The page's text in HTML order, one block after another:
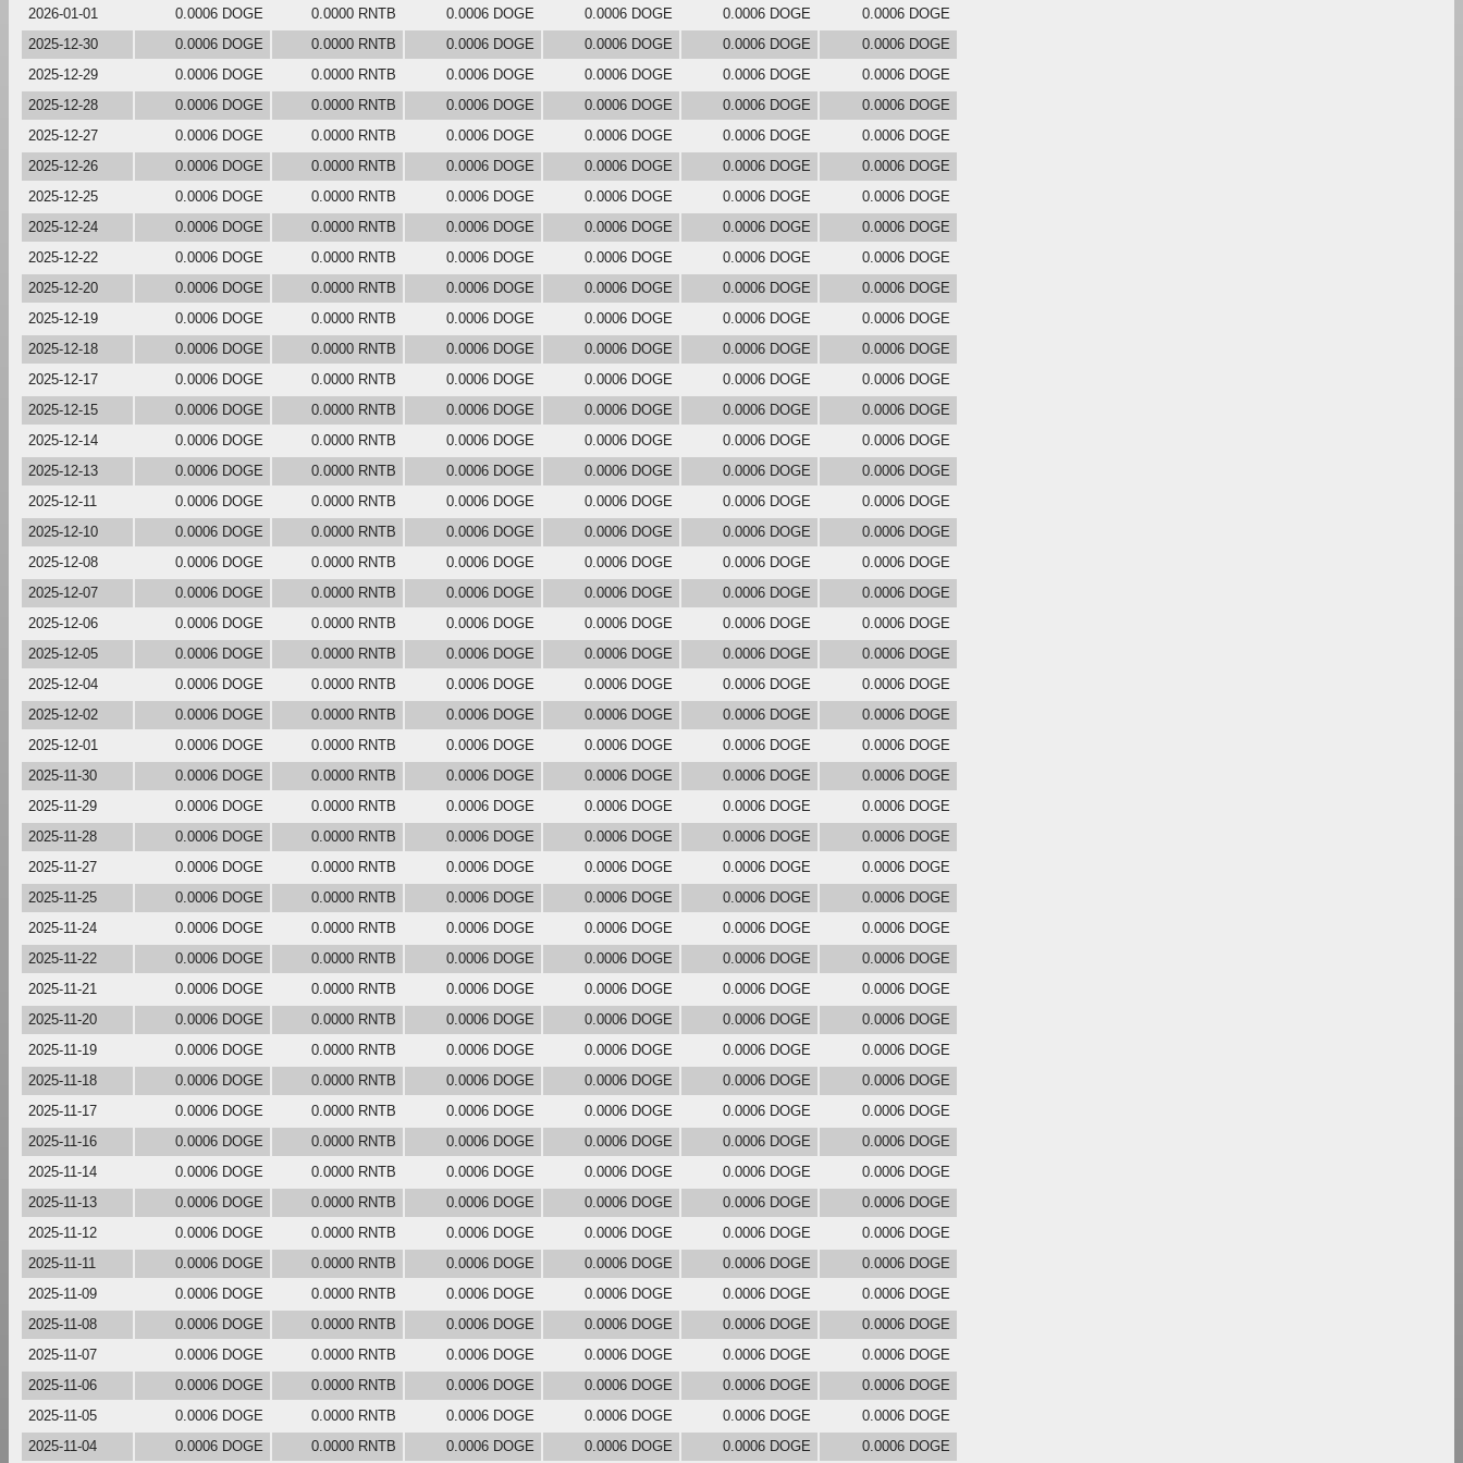
2026-01-01
0.0006 DOGE 0.0000 RNTB 0.0006 DOGE 0.0006 DOGE 0.0006 DOGE
0.0006 DOGE
2025-12-30
0.0006 DOGE 0.0000 RNTB 0.0006 DOGE 0.0006 DOGE 0.0006 DOGE
0.0006 DOGE
2025-12-29
0.0006 DOGE 0.0000 RNTB 0.0006 DOGE 0.0006 DOGE 0.0006 DOGE
0.0006 DOGE
2025-12-28
0.0006 DOGE 0.0000 RNTB 0.0006 DOGE 0.0006 DOGE 0.0006 DOGE
0.0006 DOGE
2025-12-27
0.0006 DOGE 0.0000 RNTB 0.0006 DOGE 0.0006 DOGE 0.0006 DOGE
0.0006 DOGE
2025-12-26
0.0006 DOGE 0.0000 RNTB 0.0006 DOGE 0.0006 DOGE 0.0006 DOGE
0.0006 DOGE
2025-12-25
0.0006 DOGE 0.0000 RNTB 0.0006 DOGE 0.0006 DOGE 0.0006 DOGE
0.0006 DOGE
2025-12-24
0.0006 DOGE 0.0000 RNTB 0.0006 DOGE 0.0006 DOGE 0.0006 DOGE
0.0006 DOGE
2025-12-22
0.0006 DOGE 0.0000 RNTB 0.0006 DOGE 0.0006 DOGE 0.0006 DOGE
0.0006 DOGE
2025-12-20
0.0006 DOGE 0.0000 RNTB 0.0006 DOGE 0.0006 DOGE 0.0006 DOGE
0.0006 DOGE
2025-12-19
0.0006 DOGE 0.0000 RNTB 0.0006 DOGE 0.0006 DOGE 0.0006 DOGE
0.0006 DOGE
2025-12-18
0.0006 DOGE 0.0000 RNTB 0.0006 DOGE 0.0006 DOGE 0.0006 DOGE
0.0006 DOGE
2025-12-17
0.0006 DOGE 0.0000 RNTB 0.0006 DOGE 0.0006 DOGE 0.0006 DOGE
0.0006 DOGE
2025-12-15
0.0006 DOGE 0.0000 RNTB 0.0006 DOGE 0.0006 DOGE 0.0006 DOGE
0.0006 DOGE
2025-12-14
0.0006 DOGE 0.0000 RNTB 0.0006 DOGE 0.0006 DOGE 0.0006 DOGE
0.0006 DOGE
2025-12-13
0.0006 DOGE 0.0000 RNTB 0.0006 DOGE 0.0006 DOGE 0.0006 DOGE
0.0006 DOGE
2025-12-11
0.0006 DOGE 0.0000 RNTB 0.0006 DOGE 0.0006 DOGE 0.0006 DOGE
0.0006 DOGE
2025-12-10
0.0006 DOGE 0.0000 RNTB 0.0006 DOGE 0.0006 DOGE 0.0006 DOGE
0.0006 DOGE
2025-12-08
0.0006 DOGE 0.0000 RNTB 0.0006 DOGE 0.0006 DOGE 0.0006 DOGE
0.0006 DOGE
2025-12-07
0.0006 DOGE 0.0000 RNTB 0.0006 DOGE 0.0006 DOGE 0.0006 DOGE
0.0006 DOGE
2025-12-06
0.0006 DOGE 0.0000 RNTB 0.0006 DOGE 0.0006 DOGE 0.0006 DOGE
0.0006 DOGE
2025-12-05
0.0006 DOGE 0.0000 RNTB 0.0006 DOGE 0.0006 DOGE 0.0006 DOGE
0.0006 DOGE
2025-12-04
0.0006 DOGE 0.0000 RNTB 0.0006 DOGE 0.0006 DOGE 0.0006 DOGE
0.0006 DOGE
2025-12-02
0.0006 DOGE 0.0000 RNTB 0.0006 DOGE 0.0006 DOGE 0.0006 DOGE
0.0006 DOGE
2025-12-01
0.0006 DOGE 0.0000 RNTB 0.0006 DOGE 0.0006 DOGE 0.0006 DOGE
0.0006 DOGE
2025-11-30
0.0006 DOGE 0.0000 RNTB 0.0006 DOGE 0.0006 DOGE 0.0006 DOGE
0.0006 DOGE
2025-11-29
0.0006 DOGE 0.0000 RNTB 0.0006 DOGE 0.0006 DOGE 0.0006 DOGE
0.0006 DOGE
2025-11-28
0.0006 DOGE 0.0000 RNTB 0.0006 DOGE 0.0006 DOGE 0.0006 DOGE
0.0006 DOGE
2025-11-27
0.0006 DOGE 0.0000 RNTB 0.0006 DOGE 0.0006 DOGE 0.0006 DOGE
0.0006 DOGE
2025-11-25
0.0006 DOGE 0.0000 RNTB 0.0006 DOGE 0.0006 DOGE 0.0006 DOGE
0.0006 DOGE
2025-11-24
0.0006 DOGE 0.0000 RNTB 0.0006 DOGE 0.0006 DOGE 0.0006 DOGE
0.0006 DOGE
2025-11-22
0.0006 DOGE 0.0000 RNTB 0.0006 DOGE 0.0006 DOGE 0.0006 DOGE
0.0006 DOGE
2025-11-21
0.0006 DOGE 0.0000 RNTB 0.0006 DOGE 0.0006 DOGE 0.0006 DOGE
0.0006 DOGE
2025-11-20
0.0006 DOGE 0.0000 RNTB 0.0006 DOGE 0.0006 DOGE 0.0006 DOGE
0.0006 DOGE
2025-11-19
0.0006 DOGE 0.0000 RNTB 0.0006 DOGE 0.0006 DOGE 0.0006 DOGE
0.0006 DOGE
2025-11-18
0.0006 DOGE 0.0000 RNTB 0.0006 DOGE 0.0006 DOGE 0.0006 DOGE
0.0006 DOGE
2025-11-17
0.0006 DOGE 0.0000 RNTB 0.0006 DOGE 0.0006 DOGE 0.0006 DOGE
0.0006 DOGE
2025-11-16
0.0006 DOGE 0.0000 RNTB 0.0006 DOGE 0.0006 DOGE 0.0006 DOGE
0.0006 DOGE
2025-11-14
0.0006 DOGE 0.0000 RNTB 0.0006 DOGE 0.0006 DOGE 0.0006 DOGE
0.0006 DOGE
2025-11-13
0.0006 DOGE 0.0000 RNTB 0.0006 DOGE 0.0006 DOGE 0.0006 DOGE
0.0006 DOGE
2025-11-12
0.0006 DOGE 0.0000 RNTB 0.0006 DOGE 0.0006 DOGE 0.0006 DOGE
0.0006 DOGE
2025-11-11
0.0006 DOGE 0.0000 RNTB 0.0006 DOGE 0.0006 DOGE 0.0006 DOGE
0.0006 DOGE
2025-11-09
0.0006 DOGE 0.0000 RNTB 0.0006 DOGE 0.0006 DOGE 0.0006 DOGE
0.0006 DOGE
2025-11-08
0.0006 DOGE 0.0000 RNTB 0.0006 DOGE 0.0006 DOGE 0.0006 DOGE
0.0006 DOGE
2025-11-07
0.0006 DOGE 0.0000 RNTB 0.0006 DOGE 0.0006 DOGE 0.0006 DOGE
0.0006 DOGE
2025-11-06
0.0006 DOGE 0.0000 RNTB 0.0006 DOGE 0.0006 DOGE 0.0006 DOGE
0.0006 DOGE
2025-11-05
0.0006 DOGE 0.0000 RNTB 0.0006 DOGE 0.0006 DOGE 0.0006 DOGE
0.0006 DOGE
2025-11-04
0.0006 DOGE 0.0000 RNTB 0.0006 DOGE 0.0006 DOGE 0.0006 DOGE 0.0006 DOGE